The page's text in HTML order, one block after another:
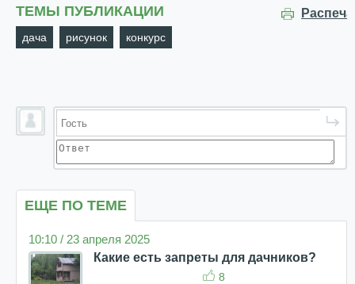
ТЕМЫ ПУБЛИКАЦИИ
дача рисунок конкурс
ЕЩЕ ПО ТЕМЕ
10:10 / 23 апреля 2025
Какие есть запреты для дачников?
8